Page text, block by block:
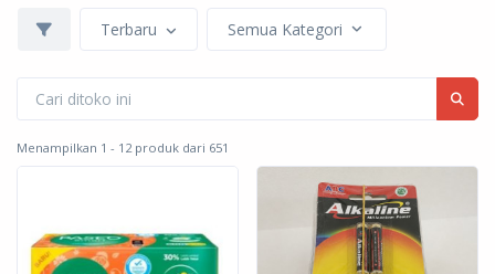
Terbaru Semua Kategori
Menampilkan 1 - 12 produk dari 651